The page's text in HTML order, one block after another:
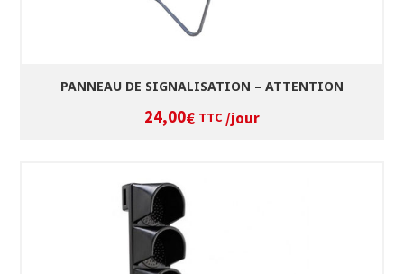
PANNEAU DE SIGNALISATION – ATTENTION
24,00€ TTC /jour